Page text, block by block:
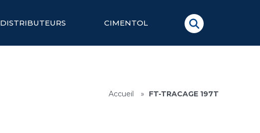
DISTRIBUTEURS CIMENTOL
Accueil » FT-TRACAGE 197T